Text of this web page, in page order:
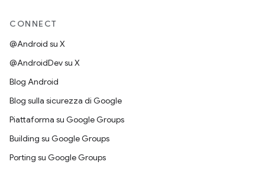
CONNECT
@Android su X
@AndroidDev su X
Blog Android
Blog sulla sicurezza di Google
Piattaforma su Google Groups
Building su Google Groups
Porting su Google Groups